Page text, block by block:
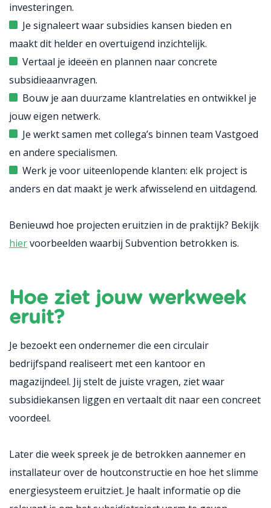
investeringen.
Je signaleert waar subsidies kansen bieden en
maakt dit helder en overtuigend inzichtelijk.
Vertaal je ideeën en plannen naar concrete
subsidieaanvragen.
Bouw je aan duurzame klantrelaties en ontwikkel je
jouw eigen netwerk.
Je werkt samen met collega’s binnen team Vastgoed
en andere specialismen.
Werk je voor uiteenlopende klanten: elk project is
anders en dat maakt je werk afwisselend en uitdagend.
Benieuwd hoe projecten eruitzien in de praktijk? Bekijk
hiervoorbeelden waarbij Subvention betrokken is.
Hoe ziet jouw werkweek
eruit?
Je bezoekt een ondernemer die een circulair
bedrijfspand realiseert met een kantoor en
magazijndeel. Jij stelt de juiste vragen, ziet waar
subsidiekansen liggen en vertaalt dit naar een concreet
voordeel.
Later die week spreek je de betrokken aannemer en
installateur over de houtconstructie en hoe het slimme
energiesysteem eruitziet. Je haalt informatie op die